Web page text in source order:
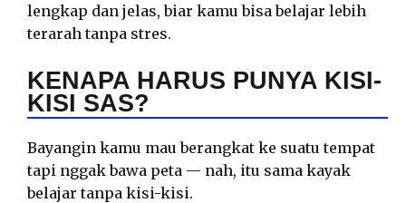
lengkap dan jelas, biar kamu bisa belajar lebih
terarah tanpa stres.
KENAPA HARUS PUNYA KISI-
KISI SAS?
Bayangin kamu mau berangkat ke suatu tempat
tapi nggak bawa peta — nah, itu sama kayak
belajar tanpa kisi-kisi.